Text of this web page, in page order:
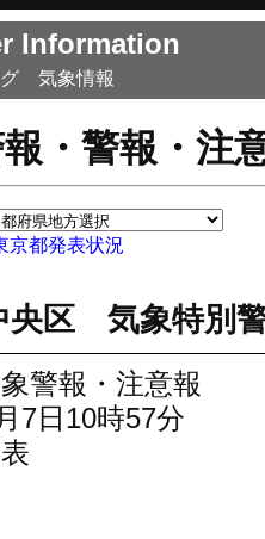
Information
グ 気象情報
・警報・注
京都発表状況
区 気象特別警
警報・注意報
7日10時57分